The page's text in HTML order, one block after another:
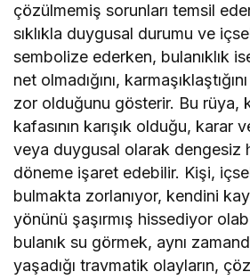
çözülmemiş sorunları temsil
sıklıkla duygusal durumu ve
sembolize ederken, bulanıklık
net olmadığını,
zor olduğunu gösterir. Bu rüya,
kafasının karışık olduğu, karar
veya duygusal olarak dengesiz
döneme işaret edebilir. Kişi,
bulmakta zorlanıyor, kendini
yönünü şaşırmış hissediyor
bulanık su görmek, aynı
yaşadığı travmatik olayların,